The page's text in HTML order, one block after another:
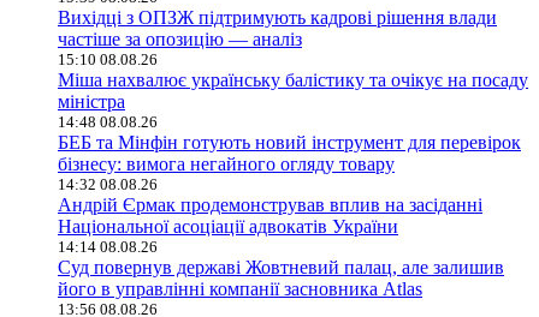
Вихідці з ОПЗЖ підтримують кадрові рішення влади
частіше за опозицію — аналіз
15:10 08.08.26
Міша нахвалює українську балістику та очікує на посаду
міністра
14:48 08.08.26
БЕБ та Мінфін готують новий інструмент для перевірок
бізнесу: вимога негайного огляду товару
14:32 08.08.26
Андрій Єрмак продемонстрував вплив на засіданні
Національної асоціації адвокатів України
14:14 08.08.26
Суд повернув державі Жовтневий палац, але залишив
його в управлінні компанії засновника Atlas
13:56 08.08.26